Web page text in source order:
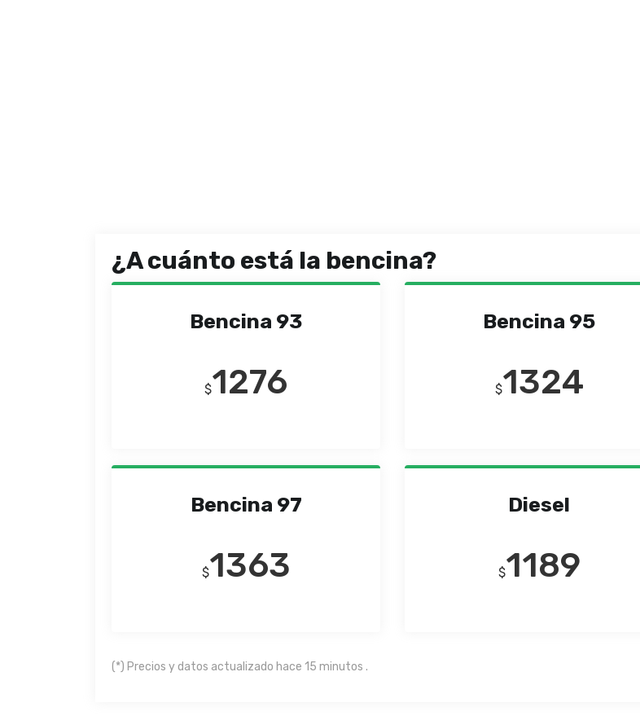
¿A cuánto está la bencina?
Bencina 93
$1276
Bencina 95
$1324
Bencina 97
$1363
Diesel
$1189
(*) Precios y datos actualizado hace 15 minutos .